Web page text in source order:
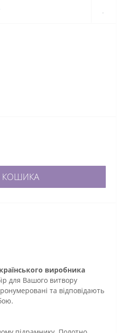
КОШИКА
виробника
для Вашого витвору
та відповідають